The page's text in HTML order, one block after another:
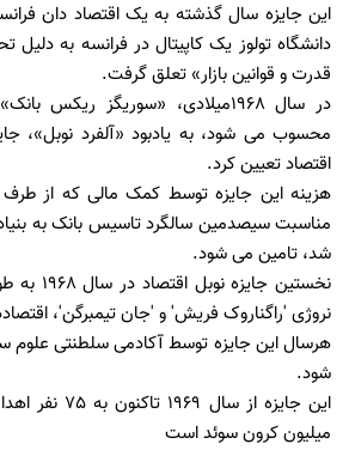
این جایزه سال گذشته به یک اقتصاد دان
دانشگاه تولوز یک کاپیتال در فرانسه به
قدرت و قوانین بازار» تعلق گرفت.
در سال 1968میلادی، «سوریگز
محسوب می شود، به یادبود «آلفرد نوبل»،
اقتصاد تعیین کرد.
هزینه این جایزه توسط کمک مالی که از
شد، تامین می شود.
نخستین
نروژی 'راگناروک فریش' و 'جان تیمبرگن'،
هرسال این جایزه توسط آکادمی سلطنتی علوم
شود.
این جایزه از
میلیون کرون سوئد است